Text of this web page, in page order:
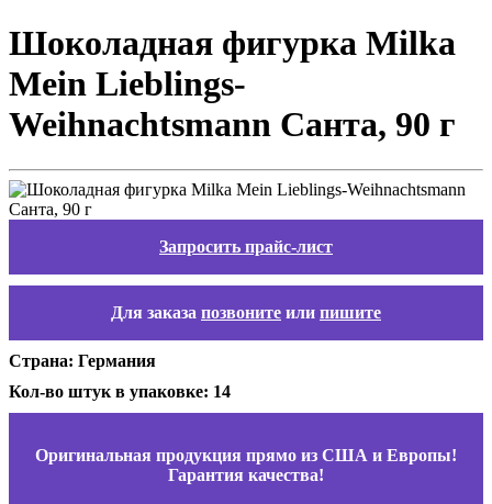
Шоколадная фигурка Milka
Mein Lieblings-
Weihnachtsmann Санта, 90 г
Запросить прайс-лист
Для заказа позвоните или пишите
Страна: Германия
Кол-во штук в упаковке: 14
Оригинальная продукция прямо из США и Европы!
Гарантия качества!